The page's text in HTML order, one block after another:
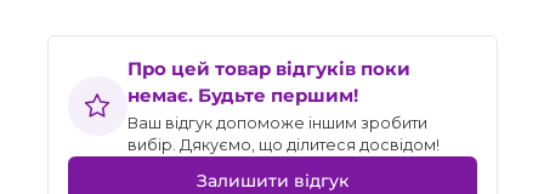
Про цей товар відгуків поки
немає. Будьте першим!
Ваш відгук допоможе іншим зробити
вибір. Дякуємо, що ділитеся досвідом!
Залишити відгук